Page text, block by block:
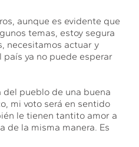
aunque es evidente que
temas, estoy segura
necesitamos actuar y
país ya no puede esperar
del pueblo de una buena
mi voto será en sentido
le tienen tantito amor a
de la misma manera. Es